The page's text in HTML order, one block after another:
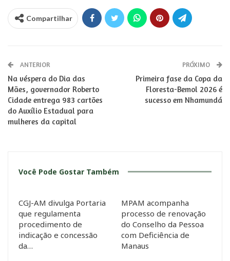
Compartilhar
ANTERIOR
Na véspera do Dia das
Mães, governador Roberto
Cidade entrega 983 cartões
do Auxílio Estadual para
mulheres da capital
PRÓXIMO
Primeira fase da Copa da
Floresta-Bemol 2026 é
sucesso em Nhamundá
Você Pode Gostar Também
CGJ-AM divulga Portaria
que regulamenta
procedimento de
indicação e concessão
da…
MPAM acompanha
processo de renovação
do Conselho da Pessoa
com Deficiência de
Manaus